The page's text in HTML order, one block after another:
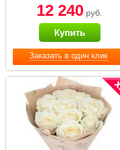
Заказать в один клик
12 240 руб.
Купить